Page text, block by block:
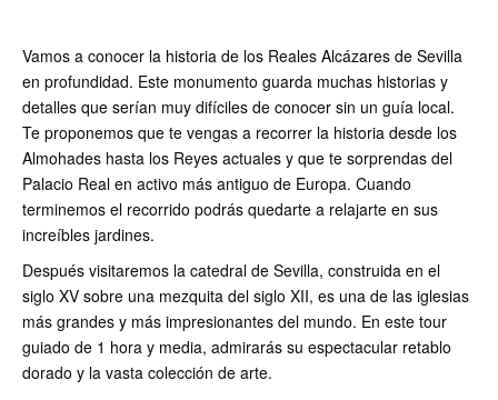
Vamos a conocer la historia de los Reales Alcázares de Sevilla
en profundidad. Este monumento guarda muchas historias y
detalles que serían muy difíciles de conocer sin un guía local.
Te proponemos que te vengas a recorrer la historia desde los
Almohades hasta los Reyes actuales y que te sorprendas del
Palacio Real en activo más antiguo de Europa. Cuando
terminemos el recorrido podrás quedarte a relajarte en sus
increíbles jardines.
Después visitaremos la catedral de Sevilla, construida en el
siglo XV sobre una mezquita del siglo XII, es una de las iglesias
más grandes y más impresionantes del mundo. En este tour
guiado de 1 hora y media, admirarás su espectacular retablo
dorado y la vasta colección de arte.